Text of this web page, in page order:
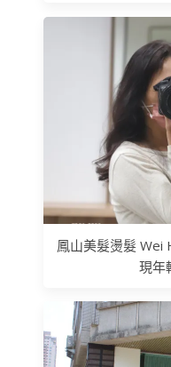
鳳山美髮燙髮 Wei
現年